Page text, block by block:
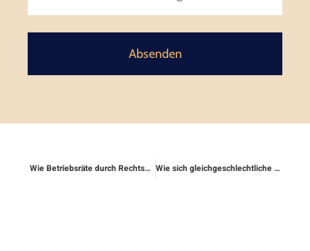
Absenden
Wie Betriebsräte durch Rechtsschutz abgesichert werden können Wie sich gleichgeschlechtliche Paare absichern